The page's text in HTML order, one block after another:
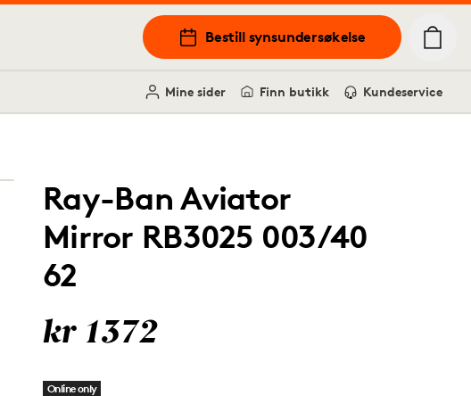
Bestill synsundersøkelse
Mine sider Finn butikk Kundeservice
Ray-Ban Aviator
Mirror RB3025 003/40
62
kr 1372
Online only